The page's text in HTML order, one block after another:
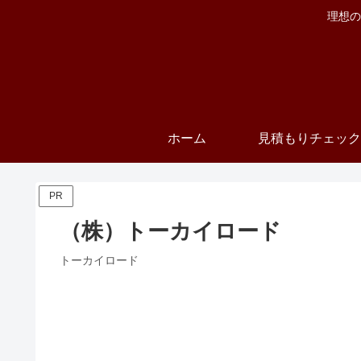
理想
ホーム 見積もりチェッ
PR
（株）トーカイロード
トーカイロード